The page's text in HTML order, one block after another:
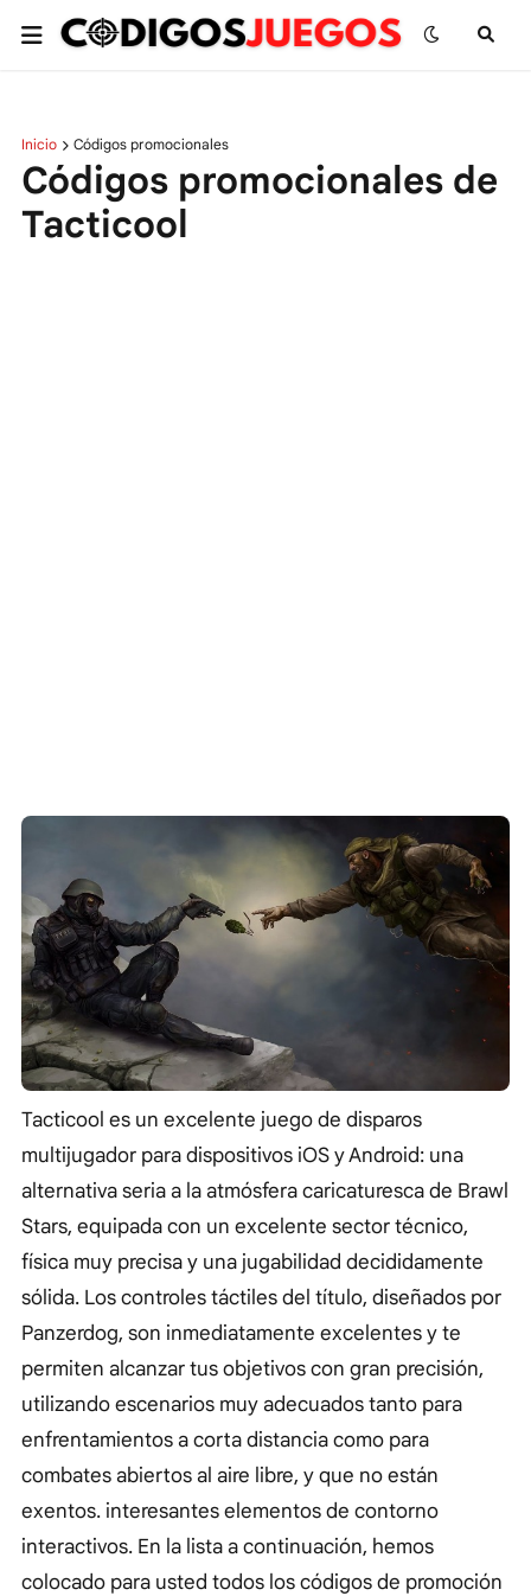
Inicio Códigos promocionales
Códigos promocionales de
Tacticool
Tacticool es un excelente juego de disparos
multijugador para dispositivos iOS y Android: una
alternativa seria a la atmósfera caricaturesca de Brawl
Stars, equipada con un excelente sector técnico,
física muy precisa y una jugabilidad decididamente
sólida. Los controles táctiles del título, diseñados por
Panzerdog, son inmediatamente excelentes y te
permiten alcanzar tus objetivos con gran precisión,
utilizando escenarios muy adecuados tanto para
enfrentamientos a corta distancia como para
combates abiertos al aire libre, y que no están
exentos. interesantes elementos de contorno
interactivos. En la lista a continuación, hemos
colocado para usted todos los códigos de promoción